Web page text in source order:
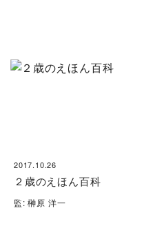
2017.10.26
２歳のえほん百科
監: 榊原 洋一